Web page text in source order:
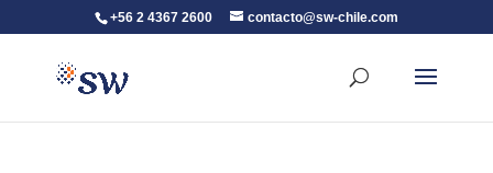
+56 2 4367 2600 contacto@sw-chile.com